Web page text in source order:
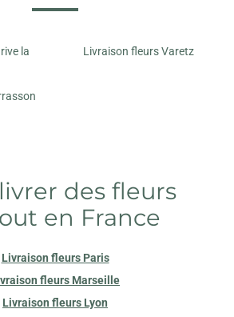
la
Livraison fleurs Varetz
des fleurs
en France
Livraison fleurs Paris
fleurs Marseille
Livraison fleurs Lyon